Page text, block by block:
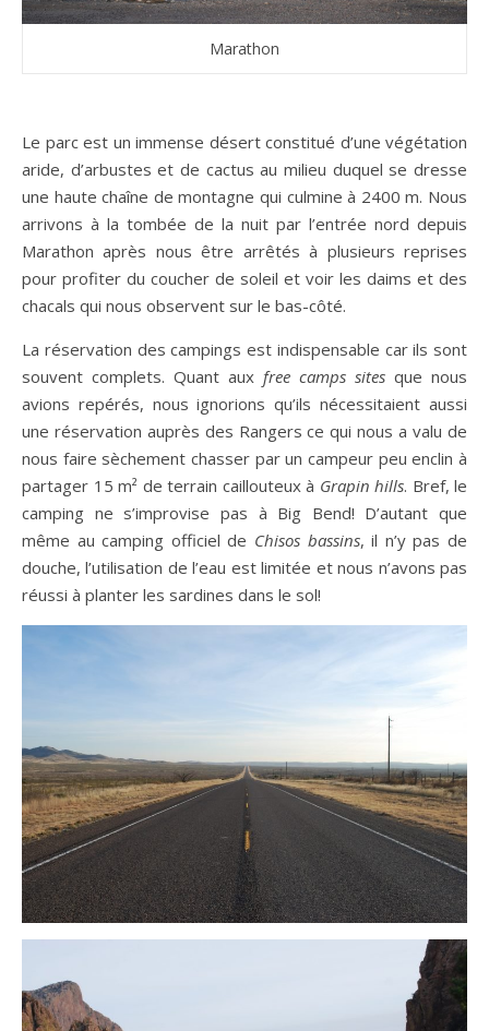
Marathon
Le parc est un immense désert constitué d’une végétation
aride, d’arbustes et de cactus au milieu duquel se dresse
une haute chaîne de montagne qui culmine à 2400 m. Nous
arrivons à la tombée de la nuit par l’entrée nord depuis
Marathon après nous être arrêtés à plusieurs reprises
pour profiter du coucher de soleil et voir les daims et des
chacals qui nous observent sur le bas-côté.
La réservation des campings est indispensable car ils sont
souvent complets. Quant aux free camps sites que nous
avions repérés, nous ignorions qu’ils nécessitaient aussi
une réservation auprès des Rangers ce qui nous a valu de
nous faire sèchement chasser par un campeur peu enclin à
partager 15 m² de terrain caillouteux à Grapin hills. Bref, le
camping ne s’improvise pas à Big Bend! D’autant que
même au camping officiel de Chisos bassins, il n’y pas de
douche, l’utilisation de l’eau est limitée et nous n’avons pas
réussi à planter les sardines dans le sol!